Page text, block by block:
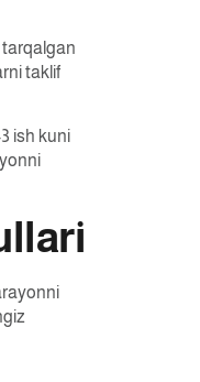
tarqalgan
taklif
ish kuni